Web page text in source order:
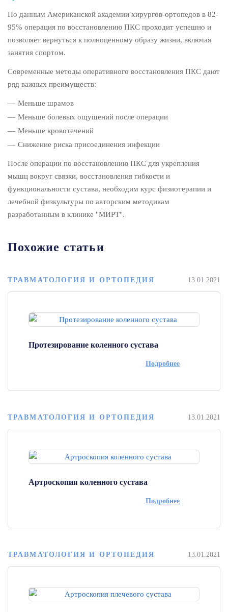
По данным Американской академии хирургов-ортопедов в 82-
95% операция по восстановлению ПКС проходит успешно и
позволяет вернуться к полноценному образу жизни, включая
занятия спортом.
Современные методы оперативного восстановления ПКС дают
ряд важных преимуществ:
Меньше шрамов
Меньше болевых ощущений после операции
Меньше кровотечений
Снижение риска присоединения инфекции
После операции по восстановлению ПКС для укрепления
мышц вокруг связки, восстановления гибкости и
функциональности сустава, необходим курс физиотерапии и
лечебной физкультуры по авторским методикам
разработанным в клинике "МИРТ".
Похожие статьи
ТРАВМАТОЛОГИЯ И ОРТОПЕДИЯ 13.01.2021
Протезирование коленного сустава
Подробнее
ТРАВМАТОЛОГИЯ И ОРТОПЕДИЯ 13.01.2021
Артроскопия коленного сустава
Подробнее
ТРАВМАТОЛОГИЯ И ОРТОПЕДИЯ 13.01.2021